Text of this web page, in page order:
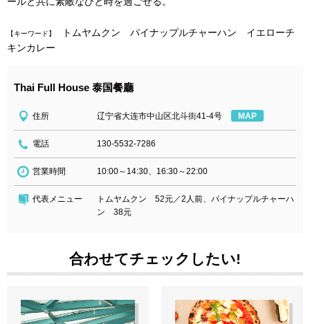
【キーワード】
トムヤムクン パイナップルチャーハン イエローチ
キンカレー
Thai Full House 泰国餐廳
住所 辽宁省大连市中山区北斗街41-4号 MAP
電話 130-5532-7286
営業時間 10:00～14:30、16:30～22:00
代表メニュー
トムヤムクン 52元／2人前、パイナップルチャーハ
ン 38元
合わせてチェックしたい!